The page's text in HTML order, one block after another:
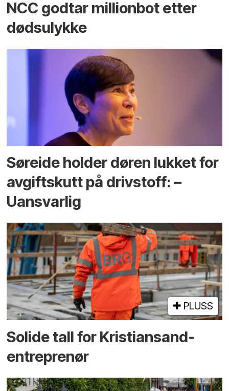
NCC godtar millionbot etter
dødsulykke
Søreide holder døren lukket for
avgiftskutt på drivstoff: –
Uansvarlig
PLUSS
Solide tall for Kristiansand-
entreprenør